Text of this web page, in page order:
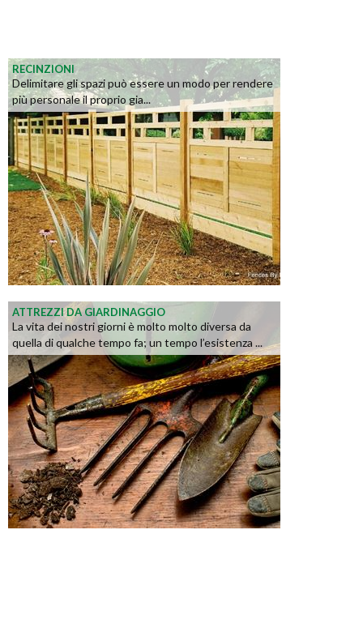
RECINZIONI
Delimitare gli spazi può essere un modo per rendere
più personale il proprio gia...
ATTREZZI DA GIARDINAGGIO
La vita dei nostri giorni è molto molto diversa da
quella di qualche tempo fa; un tempo l’esistenza ...